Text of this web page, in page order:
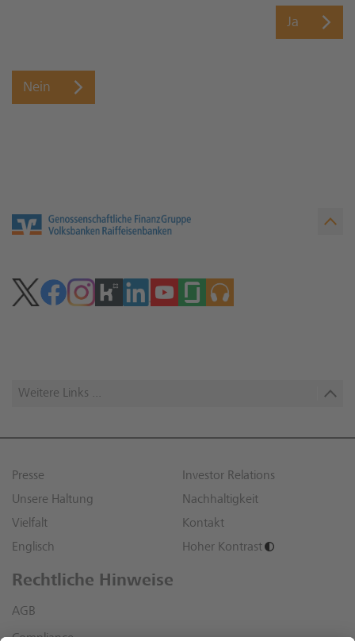
Ja
Nein
Weitere Links ...
Presse
Investor Relations
Unsere Haltung
Nachhaltigkeit
Vielfalt
Kontakt
Englisch
Hoher Kontrast
Rechtliche Hinweise
AGB